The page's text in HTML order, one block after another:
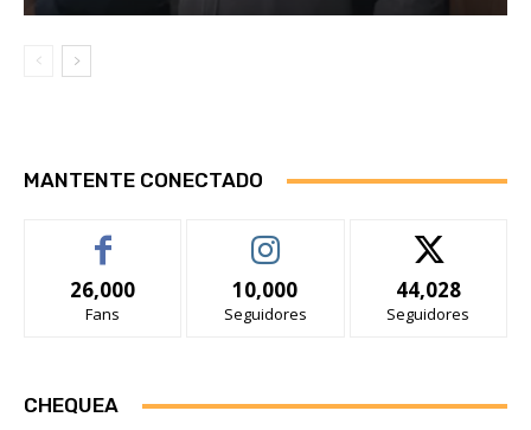
MANTENTE CONECTADO
26,000
Fans
10,000
Seguidores
44,028
Seguidores
CHEQUEA